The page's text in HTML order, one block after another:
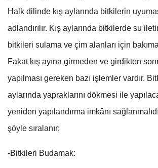
Halk dilinde kış aylarında bitkilerin
adlandırılır. Kış aylarında bitkilerde su
bitkileri sulama ve çim alanları için
Fakat kış ayına girmeden ve girdikten
yapılması gereken bazı işlemler vardır.
aylarında yapraklarını dökmesi ile
yeniden yapılandırma imkânı
şöyle sıralanır;
-Bitkileri Budamak: